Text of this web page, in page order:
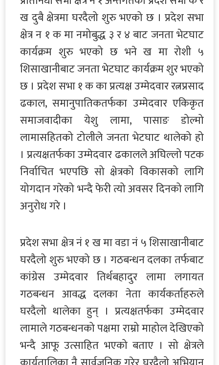
ख दुबै क्षेत्रमा घरदैलो शुरु भएको छ । प्रदेश सभा
क्षेत्र न १ क मा नमोबुद्ध ३ र ४ बाट जनता भेटघाट
कार्यक्रम शुरु भएको छ भने ख मा रोशी ५
शिसाखानीबाट जनता भेटघाट कार्यक्रम शुर भएको
छ । प्रदेश सभा १ क का प्रत्यक्ष उम्मेदवार रत्नप्रसाद
ढकाल, समानुपातिकतर्फका उम्मेदवार एकिकृत
समाजवादीका येशु लामा, पासाङ डोल्मो
लामासहितको टोलीले जनता भेटघाट थालेको हो
। प्रत्यक्षतर्फका उम्मेदवार ढकालले अघिल्लो पटक
निर्वाचित भएपछि सो क्षेत्रको विकासको लागि
योगदान गरेको भन्दै फेरी त्यो अवसर दिनको लागि
अनुरोध गरे ।
प्रदेश सभा क्षेत्र नं १ ख मा वडा नं ५ शिसाखानीबाट
घरदैलो शुरु भएको छ । गठबन्धन दलका तर्फबाट
कांग्रेस उम्मेदवार तिर्थबहादुर लामा लगायत
गठबन्धन आवद्ध दलका नेता कार्यकर्ताहरुले
घरदैलो थालेका हुन् । प्रत्यक्षतर्फका उम्मेदवार
लामाले गठबन्धनको पक्षमा राम्रो माहोल देखिएको
भन्दै आफू उत्साहित भएको बताए । सो क्षेत्रले